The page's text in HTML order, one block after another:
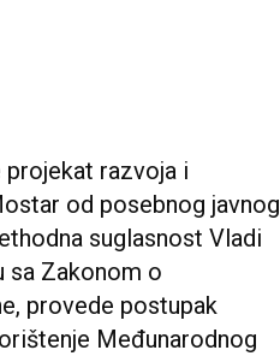
projekat razvoja i
od posebnog javnog
suglasnost Vladi
sa Zakonom o
provede postupak
Međunarodnog